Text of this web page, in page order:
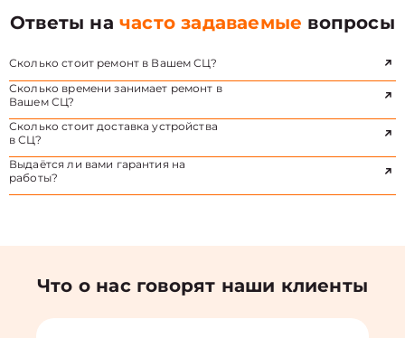
Ответы начасто задаваемые вопросы
Сколько стоит ремонт в Вашем СЦ?
Сколько времени занимает ремонт в
Вашем СЦ?
Сколько стоит доставка устройства
в СЦ?
Выдаётся ли вами гарантия на
работы?
Что о нас говорят наши клиенты